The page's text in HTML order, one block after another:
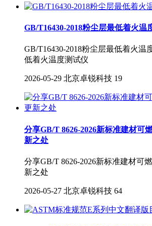
GB/T16430-2018粉尘层最低着火温
GB/T16430-2018粉尘层最低着火温
低着火温度测试仪
2026-05-29 北京卓锐科技 19
分享GB/T 8626-2026新标准建材可
新之处
分享GB/T 8626-2026新标准建材可
新之处
2026-05-27 北京卓锐科技 64